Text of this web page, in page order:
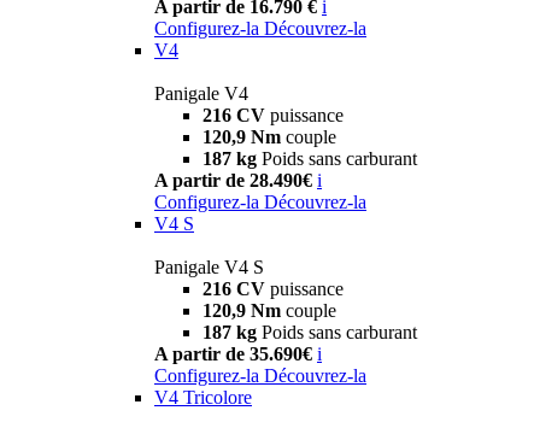
A partir de 16.790 € i
Configurez-la Découvrez-la
V4
Panigale V4
216 CV puissance
120,9 Nm couple
187 kg Poids sans carburant
A partir de 28.490€ i
Configurez-la Découvrez-la
V4 S
Panigale V4 S
216 CV puissance
120,9 Nm couple
187 kg Poids sans carburant
A partir de 35.690€ i
Configurez-la Découvrez-la
V4 Tricolore